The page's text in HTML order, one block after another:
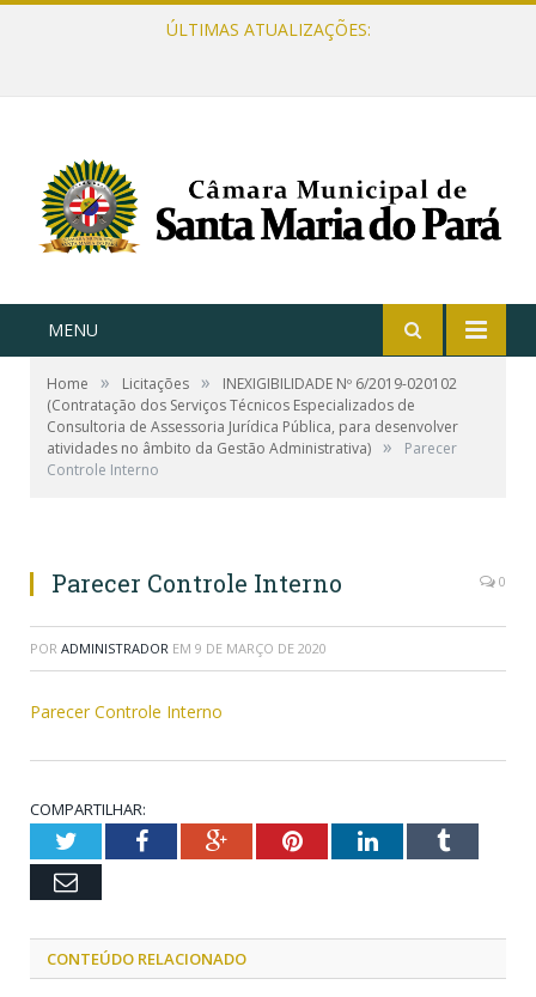
ÚLTIMAS ATUALIZAÇÕES:
MENU
Home » Licitações »
INEXIGIBILIDADE Nº 6/2019-020102
(Contratação dos Serviços Técnicos Especializados de
Consultoria de Assessoria Jurídica Pública, para desenvolver
atividades no âmbito da Gestão Administrativa) »
Parecer
Controle Interno
Parecer Controle Interno 0
POR ADMINISTRADOR EM 9 DE MARÇO DE 2020
Parecer Controle Interno
COMPARTILHAR:
TwitterFacebookGoogle+PinterestLinkedInTumblr
Email
CONTEÚDO RELACIONADO